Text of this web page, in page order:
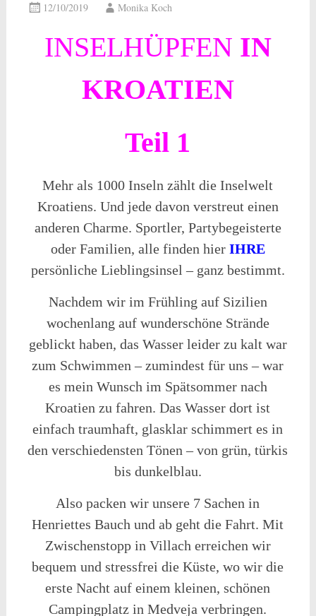
12/10/2019 Monika Koch
INSELHÜPFEN IN
KROATIEN
Teil 1
Mehr als 1000 Inseln zählt die Inselwelt
Kroatiens. Und jede davon verstreut einen
anderen Charme. Sportler, Partybegeisterte
oder Familien, alle finden hier IHRE
persönliche Lieblingsinsel – ganz bestimmt.
Nachdem wir im Frühling auf Sizilien
wochenlang auf wunderschöne Strände
geblickt haben, das Wasser leider zu kalt war
zum Schwimmen – zumindest für uns – war
es mein Wunsch im Spätsommer nach
Kroatien zu fahren. Das Wasser dort ist
einfach traumhaft, glasklar schimmert es in
den verschiedensten Tönen – von grün, türkis
bis dunkelblau.
Also packen wir unsere 7 Sachen in
Henriettes Bauch und ab geht die Fahrt. Mit
Zwischenstopp in Villach erreichen wir
bequem und stressfrei die Küste, wo wir die
erste Nacht auf einem kleinen, schönen
Campingplatz in Medveja verbringen.